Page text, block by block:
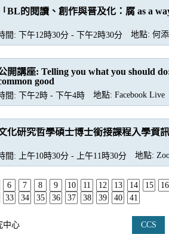
「BL的閱讀、創作與普及化：腐 as a
間: 下午12時30分 - 下午2時30分 地點: 何
開講座: Telling you what you should
good
間: 下午2時 - 下午4時 地點: Facebook Live
化研究哲學碩士博士銜接課程入學資
間: 上午10時30分 - 上午11時30分 地點:
6 7 8 9 10 11 12 13 14 15 16
33 34 35 36 37 38 39 40 41
中心 CCS